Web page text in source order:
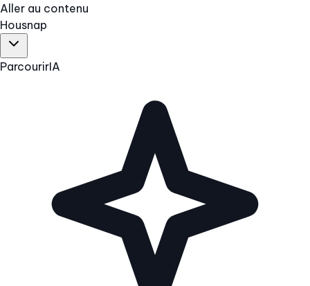
Aller au contenu
Housnap
ParcourirIA